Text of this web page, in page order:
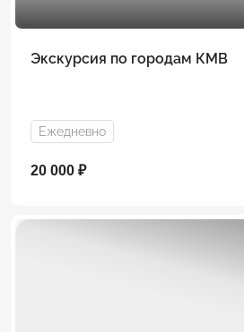
Экскурсия по городам КМВ
Ежедневно
20 000 ₽